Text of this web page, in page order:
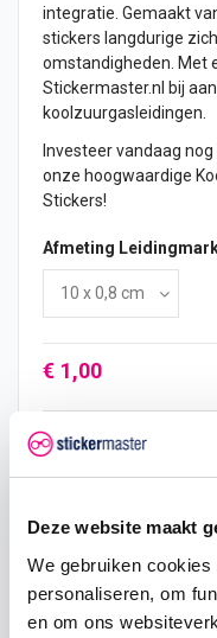
Deze website maakt
We gebruiken
personaliseren, om
en om ons
integratie. Gemaakt
stickers langdurige
omstandigheden. Met
Stickermaster.nl bij
koolzuurgasleidingen.
Investeer vandaag
onze hoogwaardige
Stickers!
Afmeting
€ 1,00
Hoeveelheid
2 €